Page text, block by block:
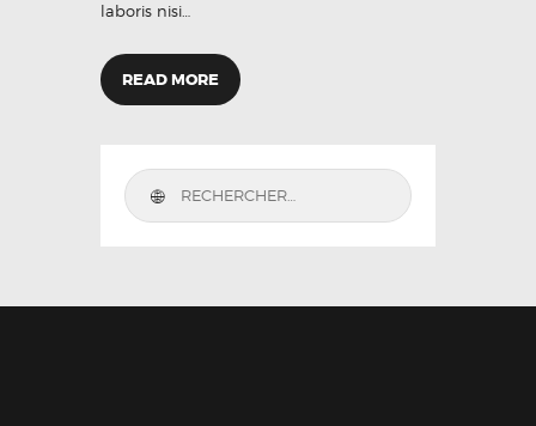
laboris nisi…
READ MORE